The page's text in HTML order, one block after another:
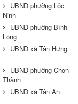
UBND phường Lộc
Ninh
UBND phường Bình
Long
UBND xã Tân Hưng
UBND phường Chơn
Thành
UBND xã Tân An